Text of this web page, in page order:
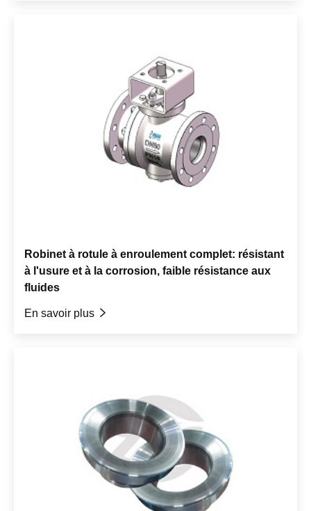
Robinet à rotule à enroulement complet: résistant
à l'usure et à la corrosion, faible résistance aux
fluides
En savoir plus 